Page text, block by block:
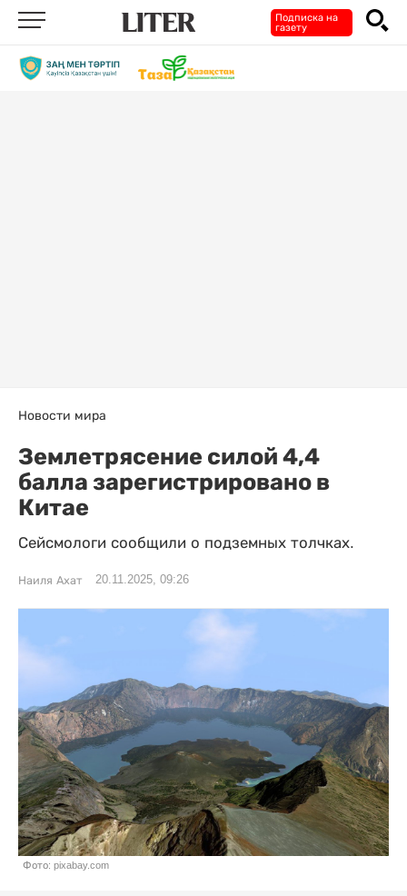
Подписка на
газету
Новости мира
Землетрясение силой 4,4
балла зарегистрировано в
Китае
Сейсмологи сообщили о подземных толчках.
Наиля Ахат 20.11.2025, 09:26
Фото: pixabay.com